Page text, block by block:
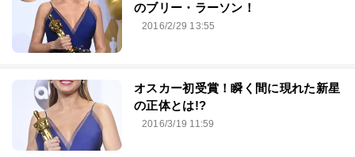
のブリー・ラーソン！
2016/2/29 13:55
オスカー初受賞！瞬く間に現れた新星
の正体とは!?
2016/3/19 11:59